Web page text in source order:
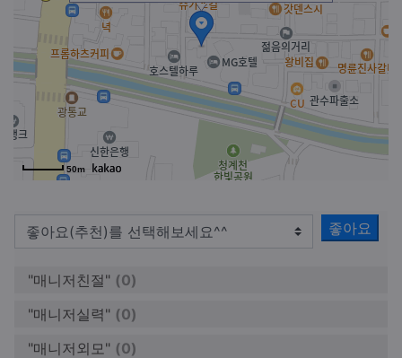
50m
좋아요
"매니저친절" (0)
"매니저실력" (0)
"매니저외모" (0)